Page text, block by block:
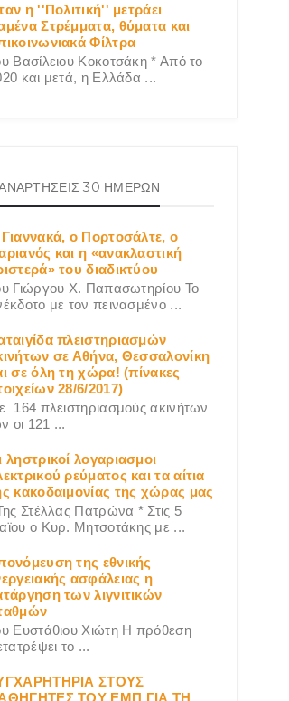
η ''Πολιτική'' μετράει
Στρέμματα, θύματα και
Φίλτρα
Βασίλειου Κοκοτσάκη * Από το
και μετά, η Ελλάδα ...
30 ΗΜΕΡΩΝ
ο Πορτοσάλτε, ο
και η «ανακλαστική
του διαδικτύου
Γιώργου X. Παπασωτηρίου Το
με τον πεινασμένο ...
πλειστηριασμών
σε Αθήνα, Θεσσαλονίκη
σε όλη τη χώρα! (πίνακες
28/6/2017)
164 πλειστηριασμούς ακινήτων
οι 121 ...
ληστρικοί λογαριασμοι
ρεύματος και τα αίτια
κακοδαιμονίας της χώρας μας
Στέλλας Πατρώνα * Στις 5
ο Κυρ. Μητσοτάκης με ...
της εθνικής
ασφάλειας η
των λιγνιτικών
Ευστάθιου Χιώτη Η πρόθεση
το ...
ΣΤΟΥΣ
ΤΟΥ ΕΜΠ ΓΙΑ ΤΗ